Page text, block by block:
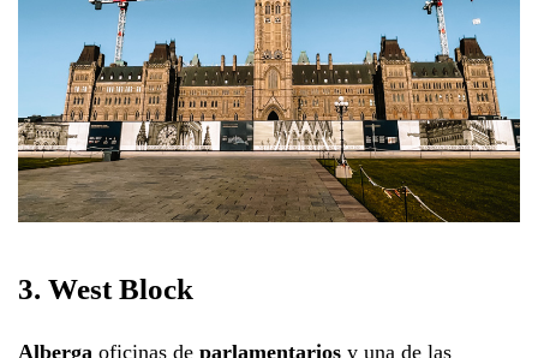
3. West Block
Alberga oficinas de parlamentarios y una de las